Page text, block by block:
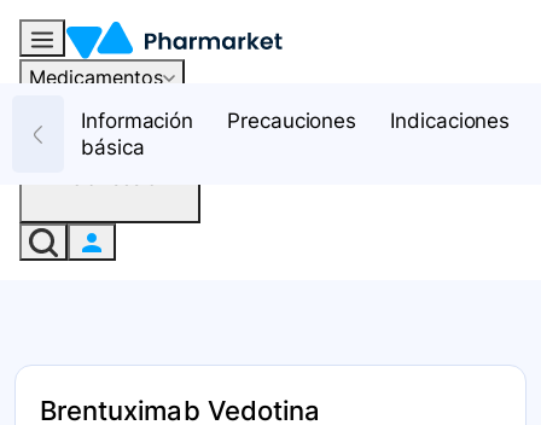
Medicamentos
RecursosInformación
básica
Precauciones Indicaciones
Brentuximab Vedotina